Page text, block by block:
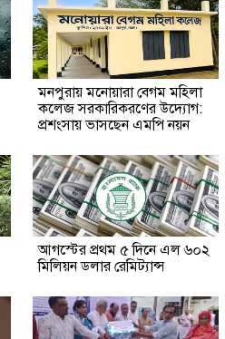
মনপুরায় মনোয়ারা বেগম মহিলা
কলেজ সরকারিকরণের উদ্যোগ:
প্রশংসায় ভাসছেন এমপি নয়ন
আগস্টের প্রথম ৫ দিনে এল ৬০২
মিলিয়ন ডলার রেমিট্যান্স